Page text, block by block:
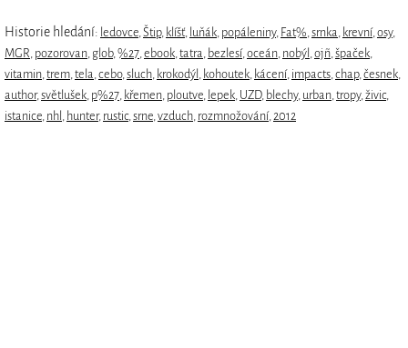
Historie hledání: ledovce,Štip, klíšť, luňák, popáleniny, Fat%,srnka, krevní,osy,
MGR, pozorovan, glob,%27,ebook,tatra, bezlesí,oceán, nobýl ,ojñ,špaček,
vitamin,trem,tela,cebo,sluch, krokodýl , kohoutek, kácení, impacts,chap,česnek,
author,světlušek, p%27, křemen, ploutve, lepek, UZD, blechy, urban,tropy,živic,
istanice, nhl , hunter, rustic,srne,vzduch, rozmnožování,2012